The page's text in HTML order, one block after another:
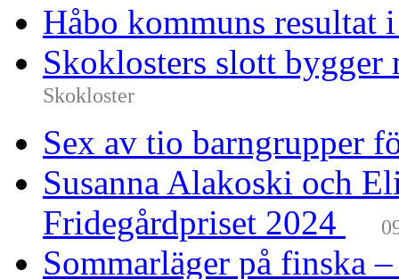
Håbo kommuns resultat
Skoklosters slott
Skokloster
Sex av tio barngrupper
Susanna Alakoski och
Fridegårdpriset 2024
Sommarläger på finska